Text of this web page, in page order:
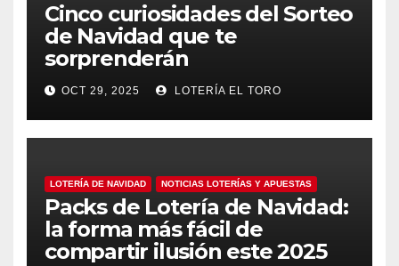
Cinco curiosidades del Sorteo
de Navidad que te
sorprenderán
OCT 29, 2025 LOTERÍA EL TORO
LOTERÍA DE NAVIDAD NOTICIAS LOTERÍAS Y APUESTAS
Packs de Lotería de Navidad:
la forma más fácil de
compartir ilusión este 2025